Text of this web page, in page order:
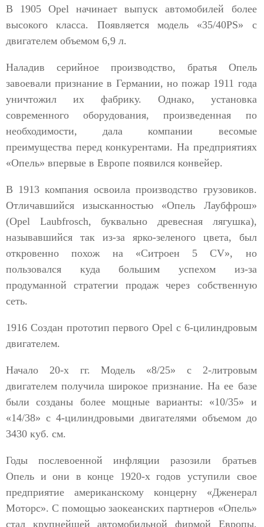
В 1905 Opel начинает выпуск автомобилей более
высокого класса. Появляется модель «35/40PS» c
двигателем объемом 6,9 л.
Наладив серийное производство, братья Опель
завоевали признание в Германии, но пожар 1911 года
уничтожил их фабрику. Однако, установка
современного оборудования, произведенная по
необходимости, дала компании весомые
преимущества перед конкурентами. На предприятиях
«Опель» впервые в Европе появился конвейер.
В 1913 компания освоила производство грузовиков.
Отличавшийся изысканностью «Опель Лаубфрош»
(Opel Laubfrosch, буквально древесная лягушка),
называвшийся так из-за ярко-зеленого цвета, был
откровенно похож на «Ситроен 5 CV», но
пользовался куда большим успехом из-за
продуманной стратегии продаж через собственную
сеть.
1916 Создан прототип первого Opel с 6-цилиндровым
двигателем.
Начало 20-х гг. Модель «8/25» с 2-литровым
двигателем получила широкое признание. На ее базе
были созданы более мощные варианты: «10/35» и
«14/38» с 4-цилиндровыми двигателями объемом до
3430 куб. см.
Годы послевоенной инфляции разозили братьев
Опель и они в конце 1920-х годов уступили свое
предприятие американскому концерну «Дженерал
Моторс». С помощью заокеанских партнеров «Опель»
стал крупнейшей автомобильной фирмой Европы,